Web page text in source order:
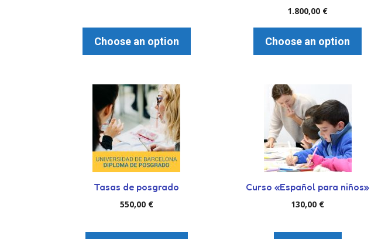
Choose an option
1.800,00 €
Choose an option
Tasas de posgrado
550,00 €
Curso «Español para niños»
130,00 €